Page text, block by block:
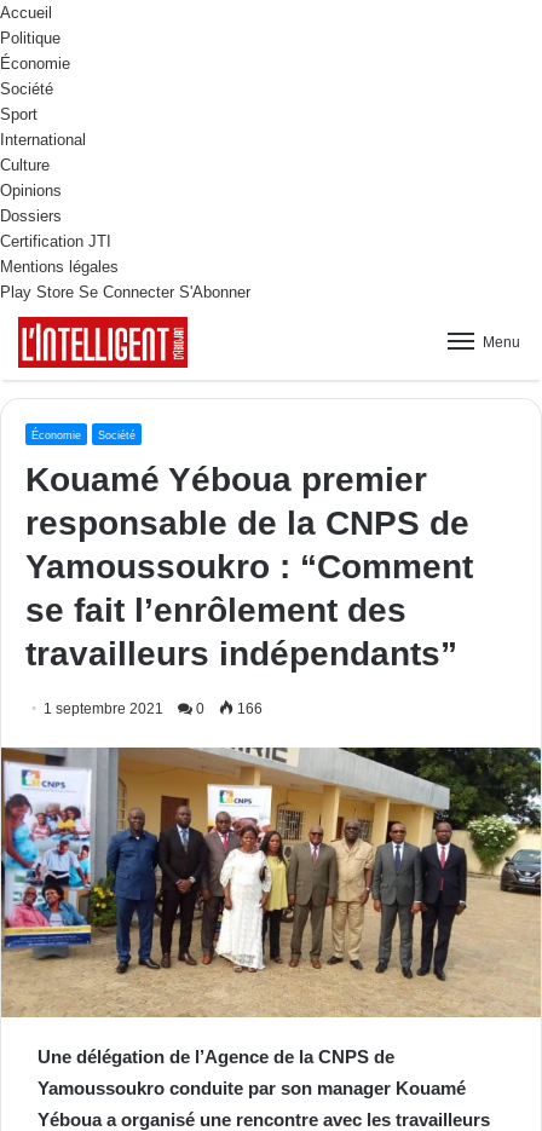
Accueil
Politique
Économie
Société
Sport
International
Culture
Opinions
Dossiers
Certification JTI
Mentions légales
Play Store Se Connecter S'Abonner
Menu
Économie Société
Kouamé Yéboua premier
responsable de la CNPS de
Yamoussoukro : “Comment
se fait l’enrôlement des
travailleurs indépendants”
1 septembre 2021 0 166
Une délégation de l’Agence de la CNPS de
Yamoussoukro conduite par son manager Kouamé
Yéboua a organisé une rencontre avec les travailleurs